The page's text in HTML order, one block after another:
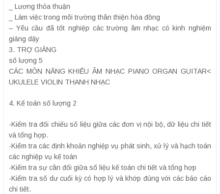
_ Lương thỏa thuận
_ Làm việc trong môi trường thân thiện hòa đồng
– Yêu cầu đã tốt nghiệp các trường âm nhạc có kinh nghiệm
giảng dậy
3. TRỢ GIẢNG
số lượng 5
CÁC MÔN NĂNG KHIẾU ÂM NHẠC PIANO ORGAN GUITAR<
UKULELE VIOLIN THANH NHẠC
4. Kế toán số lượng 2
-Kiểm tra đối chiếu số liệu giữa các đơn vị nội bộ, dữ liệu chi tiết
và tổng hợp.
-Kiểm tra các định khoản nghiệp vụ phát sinh, xử lý và hạch toán
các nghiệp vụ kế toán
-Kiểm tra sự cân đối giữa số liệu kế toán chi tiết và tổng hợp
-Kiểm tra số dư cuối kỳ có hợp lý và khớp đúng với các báo cáo
chi tiết.